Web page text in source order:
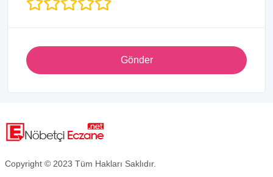
Gönder
Copyright © 2023 Tüm Hakları Saklıdır.